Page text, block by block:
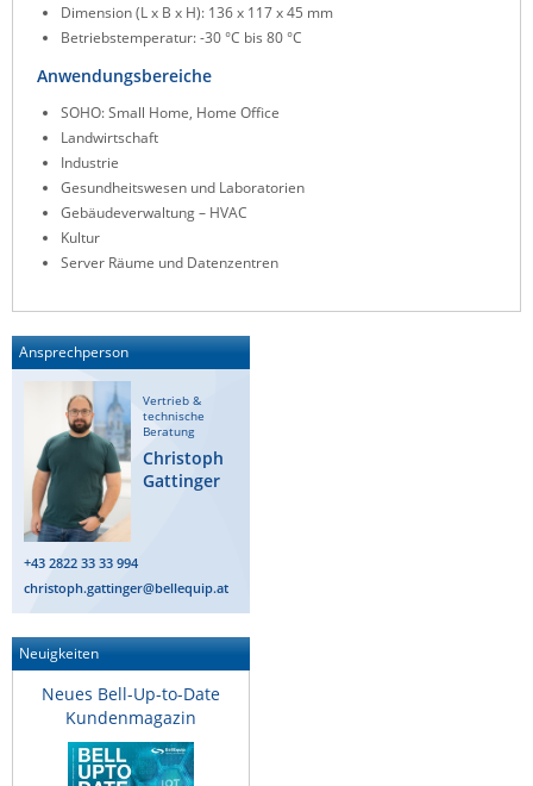
Dimension (L x B x H): 136 x 117 x 45 mm
Betriebstemperatur: -30 °C bis 80 °C
Anwendungsbereiche
SOHO: Small Home, Home Office
Landwirtschaft
Industrie
Gesundheitswesen und Laboratorien
Gebäudeverwaltung – HVAC
Kultur
Server Räume und Datenzentren
Ansprechperson
Vertrieb &
technische
Beratung
Christoph
Gattinger
+43 2822 33 33 994
christoph.gattinger@bellequip.at
Neuigkeiten
Neues Bell-Up-to-Date
Kundenmagazin